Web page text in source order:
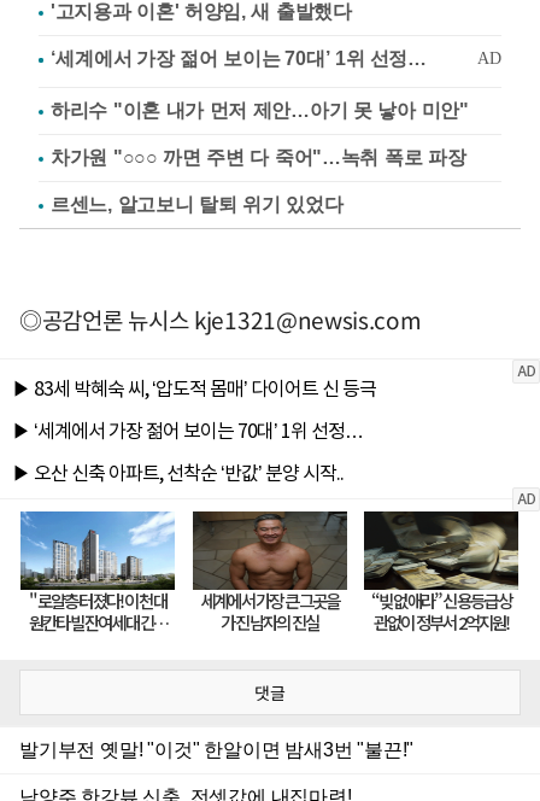
'고지용과 이혼' 허양임, 새 출발했다
하리수 "이혼 내가 먼저 제안…아기 못 낳아 미안"
차가원 "○○○ 까면 주변 다 죽어"…녹취 폭로 파장
르센느, 알고보니 탈퇴 위기 있었다
◎공감언론 뉴시스kje1321@newsis.com
댓글